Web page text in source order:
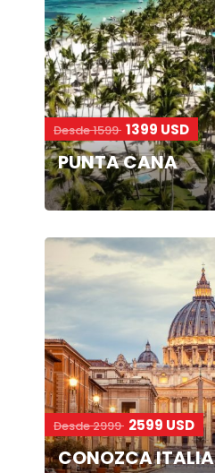
Desde 1599 1399 USD
PUNTA CANA
Desde 2999 2599 USD
CONOZCA ITALIA